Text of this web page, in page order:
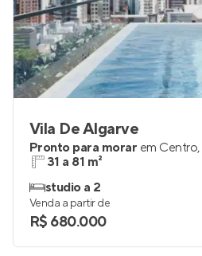
Vila De Algarve
Pronto para morar em Centro,
31 a 81 m²
studio a 2
Venda a partir de
R$ 680.000